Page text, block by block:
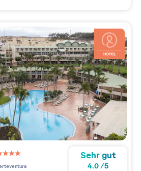
étoiles sur 5
Sehr gut
4.0/5